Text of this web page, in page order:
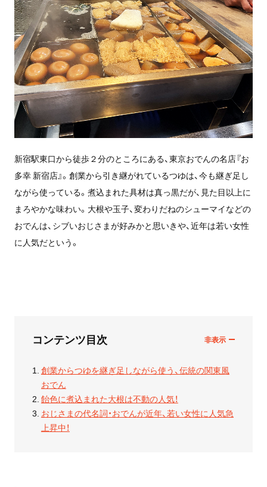
新宿駅東口から徒歩２分のところにある、東京おでんの名店『お
多幸 新宿店』。創業から引き継がれているつゆは、今も継ぎ足し
ながら使っている。煮込まれた具材は真っ黒だが、見た目以上に
まろやかな味わい。大根や玉子、変わりだねのシューマイなどの
おでんは、シブいおじさまが好みかと思いきや、近年は若い女性
に人気だという。
コンテンツ目次
創業からつゆを継ぎ足しながら使う、伝統の関東風
おでん
飴色に煮込まれた大根は不動の人気！
おじさまの代名詞・おでんが近年、若い女性に人気急
上昇中！